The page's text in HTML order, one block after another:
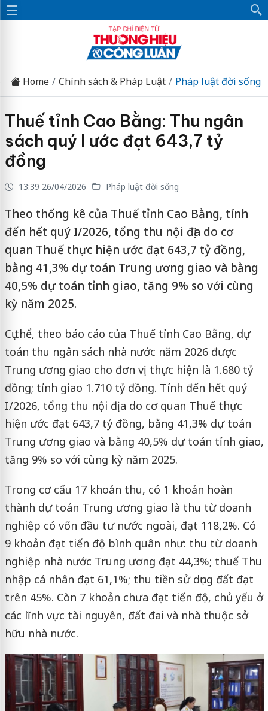
Home Chính sách & Pháp Luật Pháp luật đời sống
Thuế tỉnh Cao Bằng: Thu ngân
sách quý I ước đạt 643,7 tỷ
đồng
13:39 26/04/2026 Pháp luật đời sống
Theo thống kê của Thuế tỉnh Cao Bằng, tính
đến hết quý I/2026, tổng thu nội địa do cơ
quan Thuế thực hiện ước đạt 643,7 tỷ đồng,
bằng 41,3% dự toán Trung ương giao và bằng
40,5% dự toán tỉnh giao, tăng 9% so với cùng
kỳ năm 2025.
Cụ thể, theo báo cáo của Thuế tỉnh Cao Bằng, dự
toán thu ngân sách nhà nước năm 2026 được
Trung ương giao cho đơn vị thực hiện là 1.680 tỷ
đồng; tỉnh giao 1.710 tỷ đồng. Tính đến hết quý
I/2026, tổng thu nội địa do cơ quan Thuế thực
hiện ước đạt 643,7 tỷ đồng, bằng 41,3% dự toán
Trung ương giao và bằng 40,5% dự toán tỉnh giao,
tăng 9% so với cùng kỳ năm 2025.
Trong cơ cấu 17 khoản thu, có 1 khoản hoàn
thành dự toán Trung ương giao là thu từ doanh
nghiệp có vốn đầu tư nước ngoài, đạt 118,2%. Có
9 khoản đạt tiến độ bình quân như: thu từ doanh
nghiệp nhà nước Trung ương đạt 44,3%; thuế Thu
nhập cá nhân đạt 61,1%; thu tiền sử dụng đất đạt
trên 45%. Còn 7 khoản chưa đạt tiến độ, chủ yếu ở
các lĩnh vực tài nguyên, đất đai và nhà thuộc sở
hữu nhà nước.